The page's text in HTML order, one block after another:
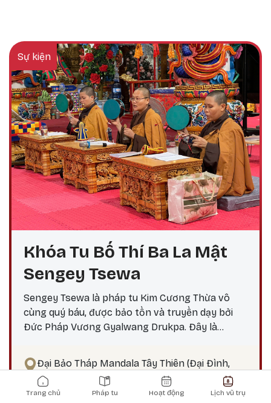
Sự kiện
Khóa Tu Bố Thí Ba La Mật
Sengey Tsewa
Sengey Tsewa là pháp tu Kim Cương Thừa vô
cùng quý báu, được bảo tồn và truyền dạy bởi
Đức Pháp Vương Gyalwang Drukpa. Đây là
phiền não bám chấp khổ đau Tích lũy công đức,
hướng tới giác ngộ Tại sao nên thực hành vào
ngày 25? Theo lịch Kim Cương Thừa, ngày 25 là
thời điểm công đức tu tập tăng trưởng mạnh
Đại Bảo Tháp Mandala Tây Thiên (Đại Đình,
Phú Thọ)
Thứ bảy, ngày 8 tháng 8 năm 2026
Main navigation
Trang chủ Pháp tu Hoạt động Lịch vũ trụ